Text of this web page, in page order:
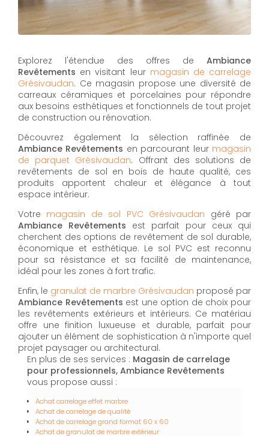
Explorez l'étendue des offres de Ambiance
Revêtements en visitant leur magasin de carrelage
Grésivaudan. Ce magasin propose une diversité de
carreaux céramiques et porcelaines pour répondre
aux besoins esthétiques et fonctionnels de tout projet
de construction ou rénovation.
Découvrez également la sélection raffinée de
Ambiance Revêtements en parcourant leur magasin
de parquet Grésivaudan. Offrant des solutions de
revêtements de sol en bois de haute qualité, ces
produits apportent chaleur et élégance à tout
espace intérieur.
Votre magasin de sol PVC Grésivaudan géré par
Ambiance Revêtements est parfait pour ceux qui
cherchent des options de revêtement de sol durable,
économique et esthétique. Le sol PVC est reconnu
pour sa résistance et sa facilité de maintenance,
idéal pour les zones à fort trafic.
Enfin, le granulat de marbre Grésivaudan proposé par
Ambiance Revêtements est une option de choix pour
les revêtements extérieurs et intérieurs. Ce matériau
offre une finition luxueuse et durable, parfait pour
ajouter un élément de sophistication à n'importe quel
projet paysager ou architectural.
En plus de ses services : Magasin de carrelage
pour professionnels, Ambiance Revêtements
vous propose aussi :
Achat carrelage effet marbre
Achat de carrelage de qualité
Achat de carrelage grand format 60 x 60
Achat de granulat de marbre extérieur